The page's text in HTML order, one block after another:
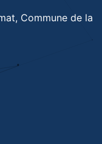
Commune de la